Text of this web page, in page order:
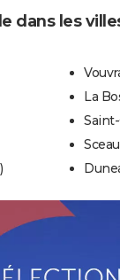
dans les
La